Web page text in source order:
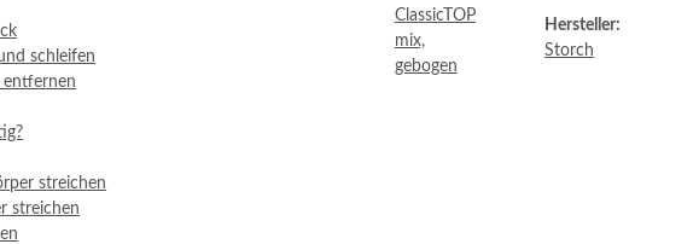
schleifen
entfernen
streichen
streichen
Hersteller:
Storch